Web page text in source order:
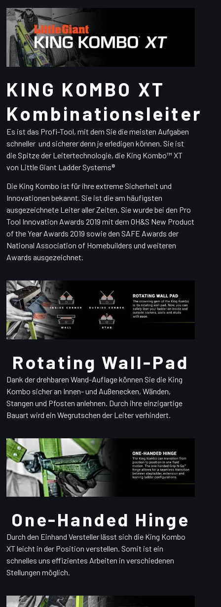
KING KOMBO XT
Kombinationsleiter
Es ist das Profi-Tool, mit dem Sie die meisten Aufgaben
schneller und sicherer denn je erledigen können. Sie ist
die Spitze der Leitertechnologie, die King Kombo™ XT
von Little Giant Ladder Systems®
Die King Kombo ist für ihre extreme Sicherheit und
Innovationen bekannt. Sie ist die am häufigsten
ausgezeichnete Leiter aller Zeiten. Sie wurde bei den Pro
Tool Innovation Awards 2019 mit dem OH&S New Product
of the Year Awards 2019 sowie den SAFE Awards der
National Association of Homebuilders und weiteren
Awards ausgezeichnet.
Rotating Wall-Pad
Dank der drehbaren Wand-Auflage können Sie die King
Kombo sicher an Innen- und Außenecken, Wänden,
Stangen und Pfosten anlehnen. Durch ihre einzigartige
Bauart wird ein Wegrutschen der Leiter verhindert.
One-Handed Hinge
Durch den Einhand Versteller lässt sich die King Kombo
XT leicht in der Position verstellen. Somit ist ein
schnelles uns effizientes Arbeiten in verschiedenen
Stellungen möglich.